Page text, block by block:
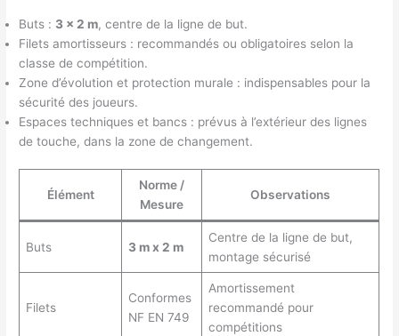
Buts : 3 x 2 m, centre de la ligne de but.
Filets amortisseurs : recommandés ou obligatoires selon la
classe de compétition.
Zone d’évolution et protection murale : indispensables pour la
sécurité des joueurs.
Espaces techniques et bancs : prévus à l’extérieur des lignes
de touche, dans la zone de changement.
Élément
Norme /
Mesure
Observations
Buts 3 m x 2 m
Centre de la ligne de but,
montage sécurisé
Filets
Conformes
NF EN 749
Amortissement
recommandé pour
compétitions